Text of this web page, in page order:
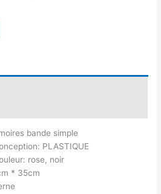
bande simple
PLASTIQUE
rose, noir
* 35cm